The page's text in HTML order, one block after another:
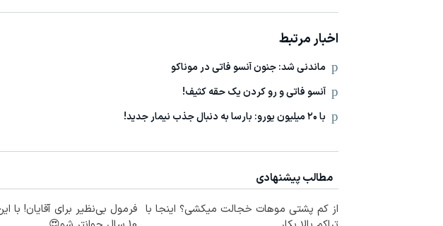
اخبار مرتبط
ماندنی شد: جنون آنسو فاتی در موناکو
آنسو فاتی و رو کردن یک حقه کثیف!
با ۲۰ میلیون یورو: بارسا به دنبال جذب نیمار جدید!
مطالب پیشنهادی
از کم پشتی موهات خجالت میکشی؟ اینجا با فرمول بی‌نظیر برای آقایان! با